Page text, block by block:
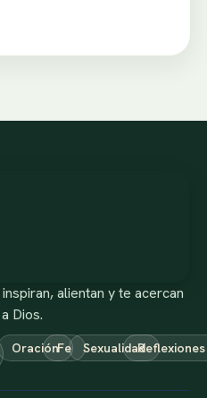
alientan y te acercan
Dios.
OraciónFe SexualidadReflexiones